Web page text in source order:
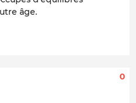
âge.
0